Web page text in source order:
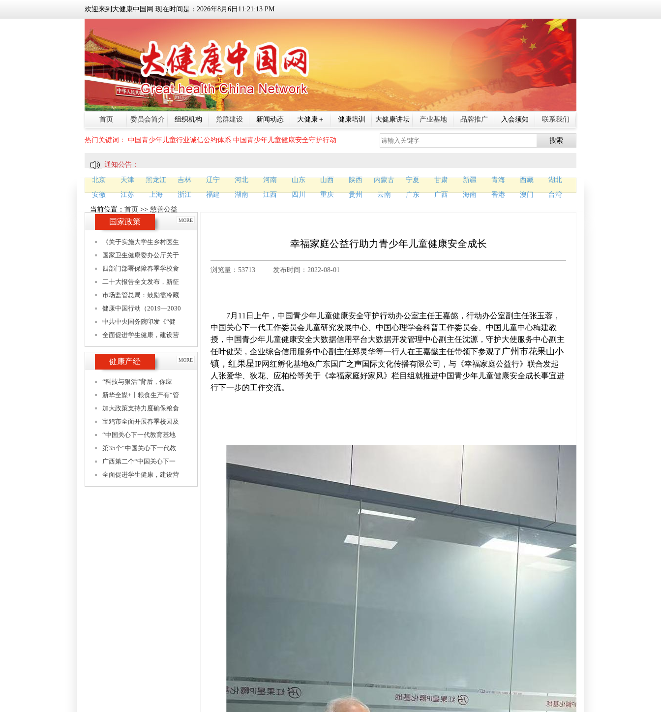
欢迎来到大健康中国网 现在时间是： 2026年8月 6 日 11:21:14 PM
首页 委员会简介 组织机构 党群建设 新闻动态 大健康＋ 健康培训 大健康讲坛 产业基地 品牌推广 入会须知 联系我们
热门关键词： 中国青少年儿童行业诚信公约体系 中国青少年儿童健康安全守护行动 搜索
通知公告：
北京 天津 黑龙江 吉林 辽宁 河北 河南 山东 山西 陕西 内蒙古 宁夏 甘肃 新疆 青海 西藏
湖北
安徽
江苏 上海 浙江 福建 湖南 江西 四川 重庆 贵州 云南 广东 广西 海南 香港 澳门
台湾
当前位置： 首页 >> 慈善公益
幸福家庭公益行助力青少年儿童健康安全成长
浏览量：53713 发布时间：2022-08-01
7月11日上午，中国青少年儿童健康安全守护行动办公室主任王嘉懿，行动办公室副主任张玉蓉，
中国关心下一代工作委员会儿童研究发展中心、中国心理学会科普工作委员会、中国儿童中心梅建教
授，中国青少年儿童健康安全大数据信用平台大数据开发管理中心副主任沈源，守护大使服务中心副主
任叶健荣，企业综合信用服务中心副主任郑灵华等一行人在王嘉懿主任带领下参观了 广州市花果山小
镇，红果星IP网红孵化基地&广东国广之声国际文化传播有限公司，与《幸福家庭公益行》联合发起
人张爱华、狄花、应柏松等关于《幸福家庭好家风》栏目组就推进中国青少年儿童健康安全成长事宜进
行下一步的工作交流。
国家政策 MORE
《关于实施大学生乡村医生
国家卫生健康委办公厅关于
四部门部署保障春季学校食
二十大报告全文发布，新征
市场监管总局：鼓励需冷藏
健康中国行动（2019—2030
中共中央国务院印发《“健
全面促进学生健康，建设营
健康产经 MORE
“科技与狠活”背后，你应
新华全媒+丨粮食生产有“管
加大政策支持力度确保粮食
宝鸡市全面开展春季校园及
“中国关心下一代教育基地
第35个“中国关心下一代教
广西第二个“中国关心下一
全面促进学生健康，建设营